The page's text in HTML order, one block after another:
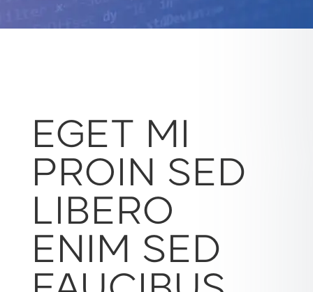
EGET MI
PROIN SED
LIBERO
ENIM SED